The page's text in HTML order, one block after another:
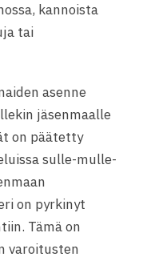
kannoista
tai
asenne
jäsenmaalle
on päätetty
sulle-mulle-
on pyrkinyt
Tämä on
varoitusten